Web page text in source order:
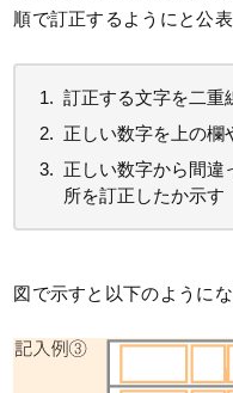
順で訂正するようにと公表
訂正する文字を二重
正しい数字を上の欄
正しい数字から間違
所を訂正したか示す
図で示すと以下のように